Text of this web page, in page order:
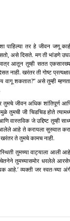
पाहिल्या तर हे जीवन जणू
असे दिसते. मग ती भांडणे
आतून तुम्ही सतत
नाही. खरंतर ती गोष्ट
शकतात?” असे तुम्ही
तुमचे जीवन अधिक शांतिपूर्ण
तुमची जी चिडचिड होते
वास्तविक जे उद्दिष्ट तुम्ही
आलेले आहे ते करायला सुरुवात
खरंतर ते तुमचे कामच नाही.
तुमच्या वाट्याला आली
चेतने‌ने तुमच्यासमोर धरलेले
आहे.’ व्यक्ती जर स्वतःच्या